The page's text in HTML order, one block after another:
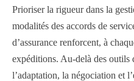
Prioriser la rigueur dans la
modalités des accords de
d’assurance renforcent, à
expéditions. Au-delà des outils
l’adaptation, la négociation et